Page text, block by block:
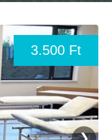
3.500 Ft